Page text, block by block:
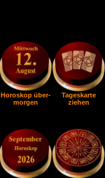
Horoskop über-
morgen
Tageskarte
ziehen